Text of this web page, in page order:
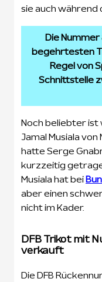
sie auch während
Die Nummer
begehrtesten
Regel von
Schnittstelle
Noch beliebter ist
Jamal Musiala
hatte Serge
kurzzeitig
Musiala hat bei
aber einen
nicht im Kader.
DFB Trikot mit
verkauft
Die DFB